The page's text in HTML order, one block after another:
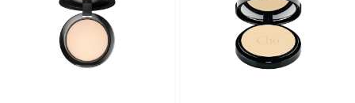
● ค่อยๆ กดซับและเกลี่ยให้ทั่วใบหน้าและลำคอ
● สามารถเติมระหว่างวันเพื่อควบคุมความมันหรือเพิ่มระดับการปกปิด